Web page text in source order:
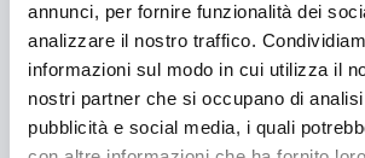
annunci, per fornire funzionalità dei
analizzare il nostro traffico.
informazioni sul modo in cui utilizza il
nostri partner che si occupano di
pubblicità e social media, i quali
LIGNES CLÈS EN MAIN
ASSISTANCE